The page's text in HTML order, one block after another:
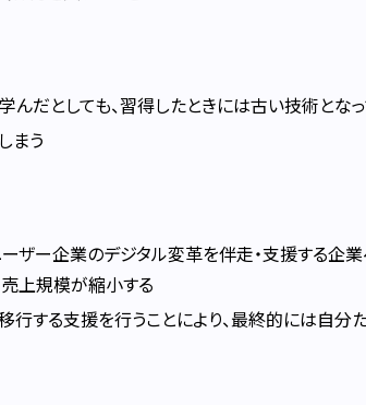
だとしても、習得したときには古い技術とな
まう
ザー企業のデジタル変革を伴走・支援する企業
売上規模が縮小する
する支援を行うことにより、最終的には自分